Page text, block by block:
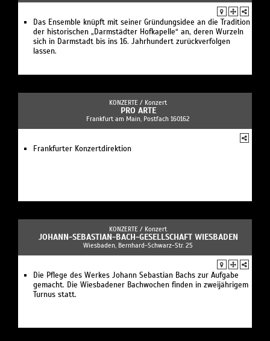
Das Ensemble knüpft mit seiner Gründungsidee an die Tradition
der historischen „Darmstädter Hofkapelle“ an, deren Wurzeln
sich in Darmstadt bis ins 16. Jahrhundert zurückverfolgen
lassen.
KONZERTE / Konzert
PRO ARTE
Frankfurt am Main, Postfach 160162
Frankfurter Konzertdirektion
KONZERTE / Konzert
JOHANN-SEBASTIAN-BACH-GESELLSCHAFT WIESBADEN
Wiesbaden, Bernhard-Schwarz-Str. 25
Die Pflege des Werkes Johann Sebastian Bachs zur Aufgabe
gemacht. Die Wiesbadener Bachwochen finden in zweijährigem
Turnus statt.